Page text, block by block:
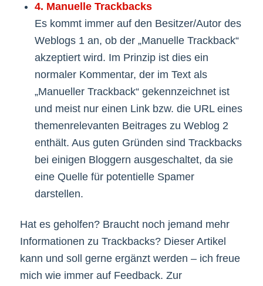
4. Manuelle Trackbacks
Es kommt immer auf den Besitzer/Autor des
Weblogs 1 an, ob der „Manuelle Trackback“
akzeptiert wird. Im Prinzip ist dies ein
normaler Kommentar, der im Text als
„Manueller Trackback“ gekennzeichnet ist
und meist nur einen Link bzw. die URL eines
themenrelevanten Beitrages zu Weblog 2
enthält. Aus guten Gründen sind Trackbacks
bei einigen Bloggern ausgeschaltet, da sie
eine Quelle für potentielle Spamer
darstellen.
Hat es geholfen? Braucht noch jemand mehr
Informationen zu Trackbacks? Dieser Artikel
kann und soll gerne ergänzt werden – ich freue
mich wie immer auf Feedback. Zur